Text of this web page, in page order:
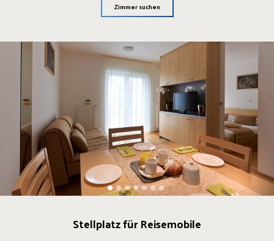
Zimmer suchen
1 2 3 4 5 6 7
Stellplatz für Reisemobile